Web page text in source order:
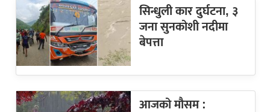
सिन्धुली कार दुर्घटना, ३
जना सुनकोशी नदीमा
बेपत्ता
आजको मौसम :